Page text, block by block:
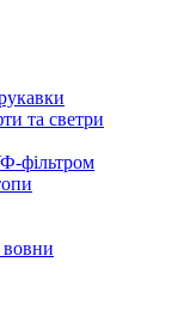
та светри
фільтром
вовни